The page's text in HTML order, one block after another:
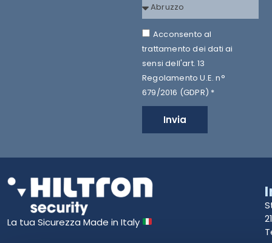
Acconsento al
trattamento dei dati ai
sensi dell'art. 13
Regolamento U.E. n°
679/2016 (GDPR) *
Invia
La tua Sicurezza Made in Italy